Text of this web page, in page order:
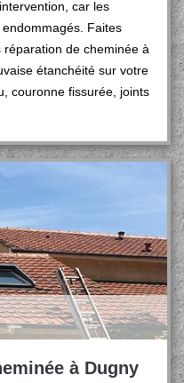
car les
Faites
de cheminée à
étanchéité sur votre
couronne fissurée, joints
à Dugny